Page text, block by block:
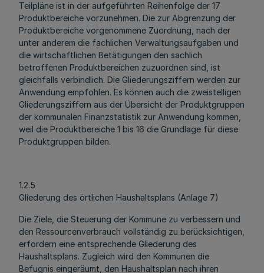
Teilpläne ist in der aufgeführten Reihenfolge der 17
Produktbereiche vorzunehmen. Die zur Abgrenzung der
Produktbereiche vorgenommene Zuordnung, nach der
unter anderem die fachlichen Verwaltungsaufgaben und
die wirtschaftlichen Betätigungen den sachlich
betroffenen Produktbereichen zuzuordnen sind, ist
gleichfalls verbindlich. Die Gliederungsziffern werden zur
Anwendung empfohlen. Es können auch die zweistelligen
Gliederungsziffern aus der Übersicht der Produktgruppen
der kommunalen Finanzstatistik zur Anwendung kommen,
weil die Produktbereiche 1 bis 16 die Grundlage für diese
Produktgruppen bilden.
1.2.5
Gliederung des örtlichen Haushaltsplans (Anlage 7)
Die Ziele, die Steuerung der Kommune zu verbessern und
den Ressourcenverbrauch vollständig zu berücksichtigen,
erfordern eine entsprechende Gliederung des
Haushaltsplans. Zugleich wird den Kommunen die
Befugnis eingeräumt, den Haushaltsplan nach ihren